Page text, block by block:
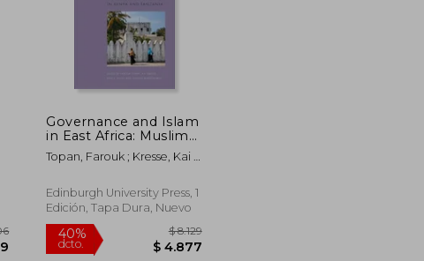
Governance and Islam
in East Africa: Muslims
and the State (en
Inglés)
Topan, Farouk ; Kresse, Kai ;
Edinburgh University Press, 1
Edición, Tapa Dura, Nuevo